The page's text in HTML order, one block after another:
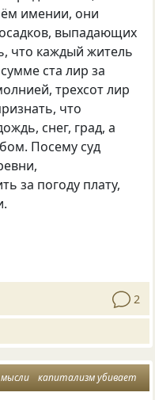
имении, они
выпадающих
что каждый житель
ста лир за
трехсот лир
что
снег, град, а
Посему суд
за погоду плату,
2
мысли капитализм убивает